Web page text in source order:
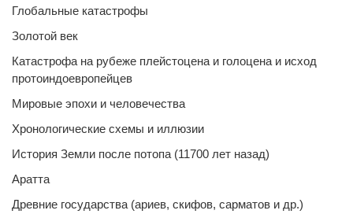
Глобальные катастрофы
Золотой век
Катастрофа на рубеже плейстоцена и голоцена и исход
протоиндоевропейцев
Мировые эпохи и человечества
Хронологические схемы и иллюзии
История Земли после потопа (11700 лет назад)
Аратта
Древние государства (ариев, скифов, сарматов и др.)